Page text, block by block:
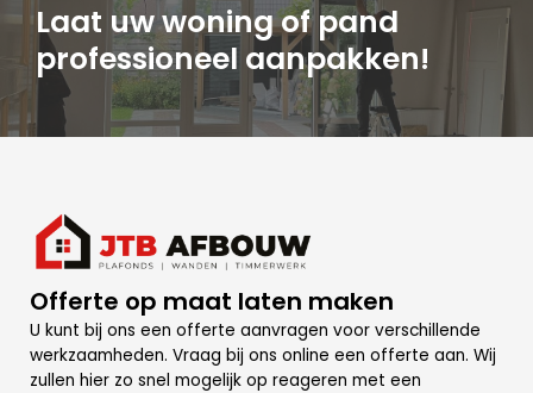
Laat uw woning of pand
professioneel aanpakken!
Offerte op maat laten maken
U kunt bij ons een offerte aanvragen voor verschillende
werkzaamheden. Vraag bij ons online een offerte aan. Wij
zullen hier zo snel mogelijk op reageren met een